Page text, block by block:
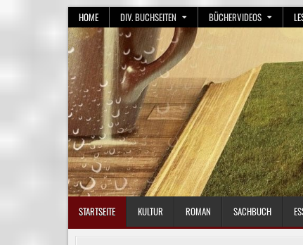
HOME DIV. BUCHSEITEN BÜCHERVIDEOS
STARTSEITE KULTUR ROMAN SACHBUCH